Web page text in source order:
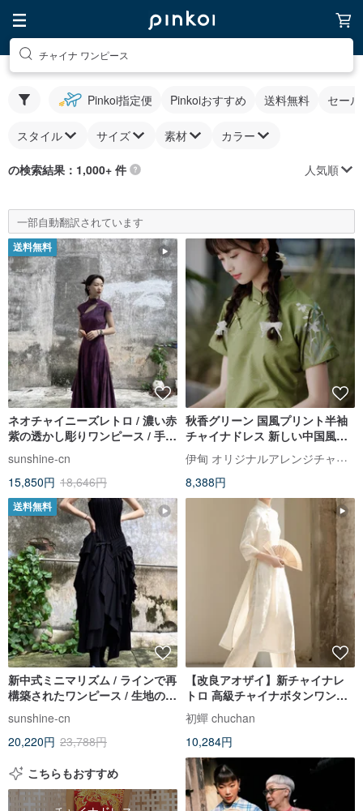
チャイナ ワンピース
Pinkoi指定便 Pinkoiおすすめ 送料無料 セー
スタイル サイズ 素材 カラー
の検索結果：1,000+ 件 人気順
一部自動翻訳されています
送料無料
ネオチャイニーズレトロ / 濃い赤
紫の透かし彫りワンピース / 手染
sunshine-cn
15,850円 18,646円
秋香グリーン 国風プリント半袖
チャイナドレス 新しい中国風の
春節改良ワンピース
伊甸 オリジナルアレンジチャイナドレス
8,388円
送料無料
新中式ミニマリズム / ラインで再
構築されたワンピース / 生地のリ
メイク
sunshine-cn
20,220円 23,788円
【改良アオザイ】新チャイナレ
トロ 高級チャイナボタンワンピ
ース
初蟬 chuchan
10,284円
こちらもおすすめ